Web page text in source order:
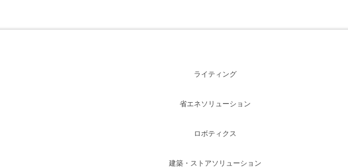
ライティング
省エネソリューション
ロボティクス
建築・ストアソリューション